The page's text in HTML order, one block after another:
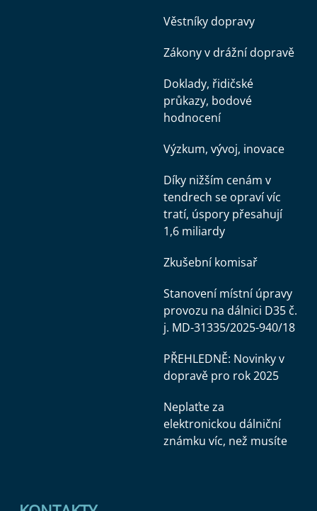
Věstníky dopravy
Zákony v drážní dopravě
Doklady, řidičské
průkazy, bodové
hodnocení
Výzkum, vývoj, inovace
Díky nižším cenám v
tendrech se opraví víc
tratí, úspory přesahují
1,6 miliardy
Zkušební komisař
Stanovení místní úpravy
provozu na dálnici D35 č.
j. MD-31335/2025-940/18
PŘEHLEDNĚ: Novinky v
dopravě pro rok 2025
Neplaťte za
elektronickou dálniční
známku víc, než musíte